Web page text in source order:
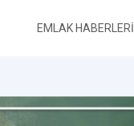
EMLAK HABERLERİ